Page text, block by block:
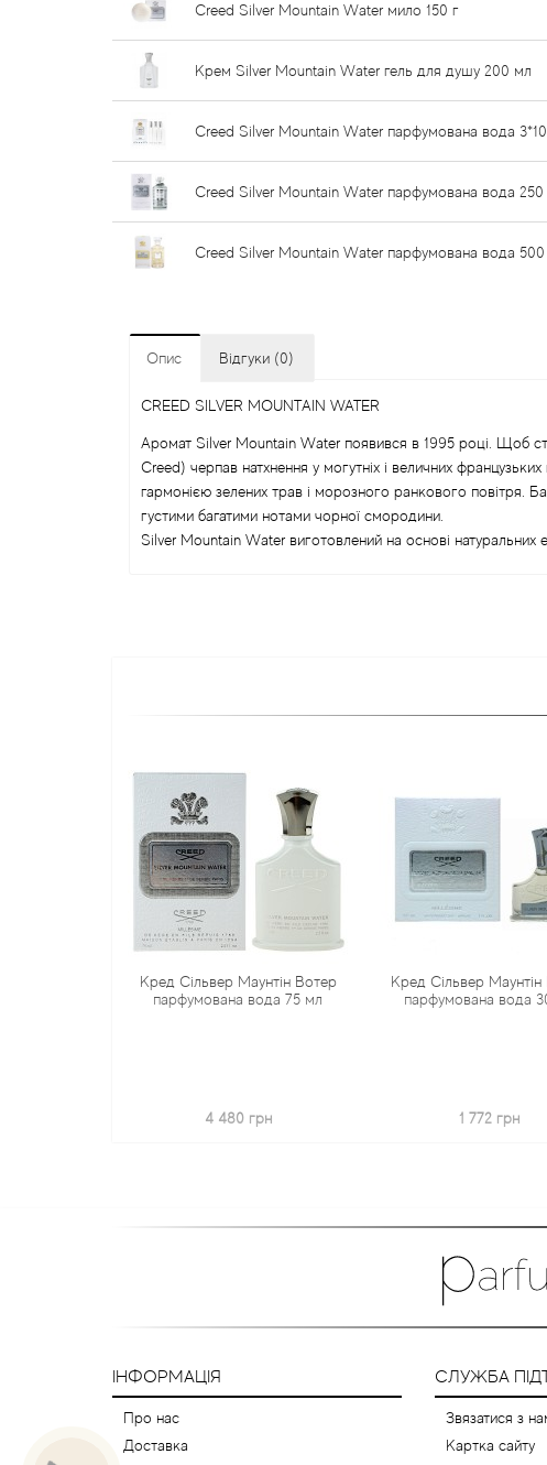
Creed Silver Mountain Water мило 150 г
Крем Silver Mountain Water гель для душу 200 мл
Creed Silver Mountain Water парфумована вода
Creed Silver Mountain Water парфумована вода
Creed Silver Mountain Water парфумована вода
Опис Відгуки (0)
CREED SILVER MOUNTAIN WATER
Аромат Silver Mountain Water появився в 1995 році. Щоб
Creed) черпав натхнення у могутніх і величних
гармонією зелених трав і морозного ранкового повітря.
густими багатими нотами чорної смородини.
Silver Mountain Water виготовлений на основі
Кред Сільвер Маунтін Вотер
парфумована вода 75 мл
4 480 грн
Кред Сільвер Маунтін
парфумована вода
1 772 грн
ІНФОРМАЦІЯ
Про нас
Доставка
СЛУЖБА
Звязатися з
Картка сайту